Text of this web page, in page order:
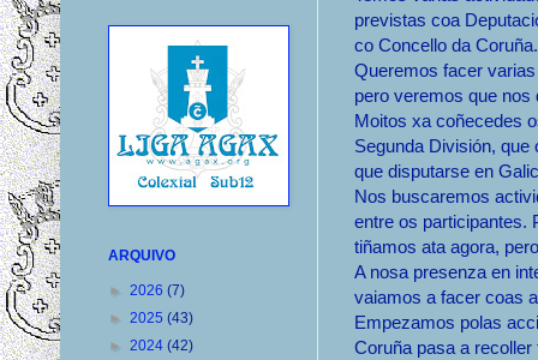
previstas coa
co Concello da Coruña.
Queremos facer
pero veremos que
Moitos xa coñecedes
Segunda División, que
que disputarse en
Nos buscaremos
entre os participantes.
tiñamos ata agora,
A nosa presenza en
vaiamos a facer coas
Empezamos polas
Coruña pasa a
ARQUIVO
► 2026 (7)
► 2025 (43)
► 2024 (42)